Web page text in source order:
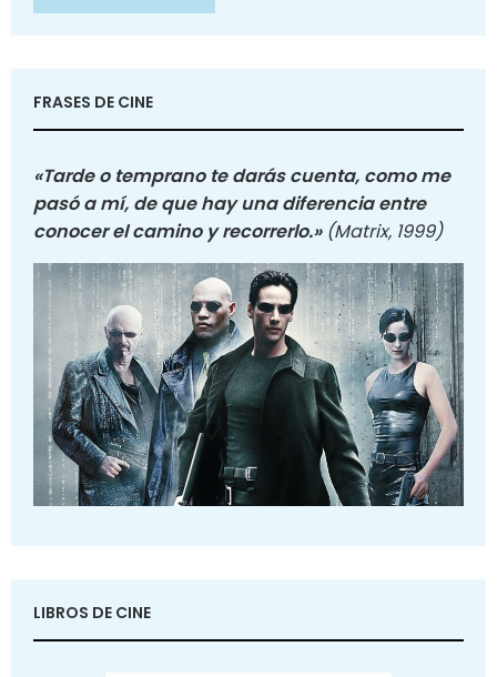
FRASES DE CINE
«Tarde o temprano te darás cuenta, como me
pasó a mí, de que hay una diferencia entre
conocer el camino y recorrerlo.» (Matrix, 1999)
LIBROS DE CINE